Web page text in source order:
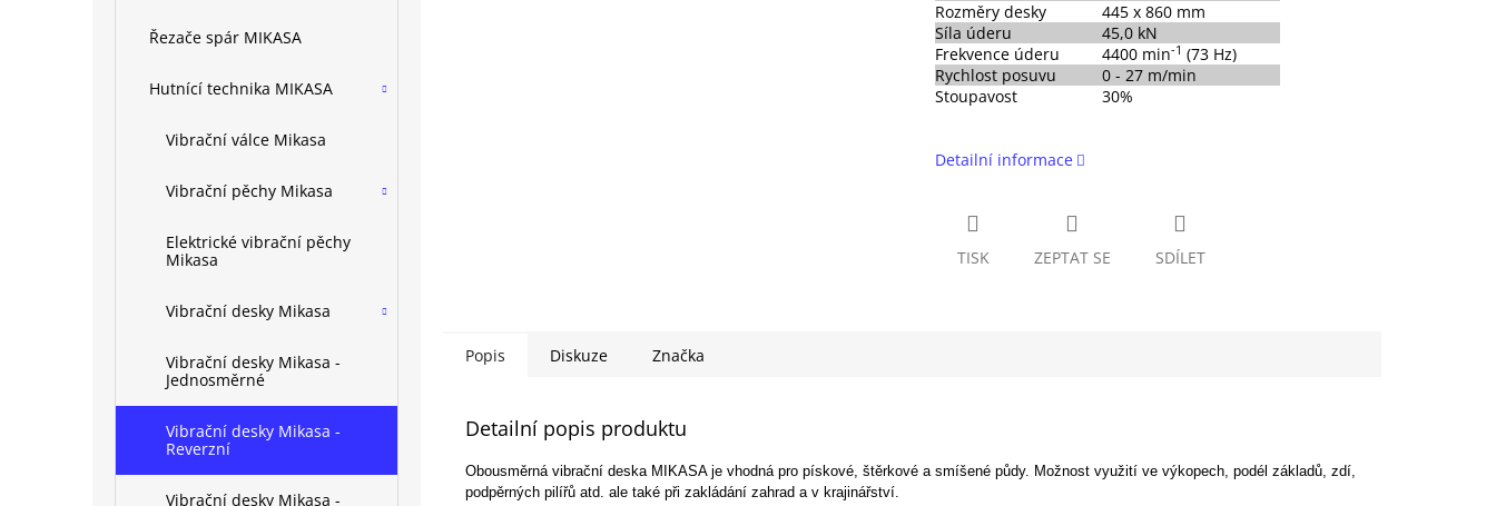
Řezače spár MIKASA
Hutnící technika MIKASA
Vibrační válce Mikasa
Vibrační pěchy Mikasa
Elektrické vibrační pěchy
Mikasa
Vibrační desky Mikasa
Vibrační desky Mikasa -
Jednosměrné
Vibrační desky Mikasa -
Reverzní
Vibrační desky Mikasa -
Rozměry desky
445 x 860 mm
Síla úderu
45,0 kN
Frekvence úderu
4400 min-1 (73 Hz)
Rychlost posuvu
0 - 27 m/min
Stoupavost
30%
Detailní informace
TISK ZEPTAT SE SDÍLET
Popis Diskuze Značka
Detailní popis produktu
Obousměrná vibrační deska MIKASA je vhodná pro pískové, štěrkové a smíšené půdy. Možnost využití ve výkopech, podél základů, zdí,
podpěrných pilířů atd. ale také při zakládání zahrad a v krajinářství.